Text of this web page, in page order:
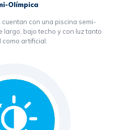
Olímpica
con una piscina semi-
largo, bajo techo y con luz tanto
como artificial.